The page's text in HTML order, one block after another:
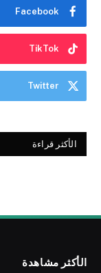
Facebook
TikTok
Twitter
الأكثر قراءة
الأكثر مشاهدة